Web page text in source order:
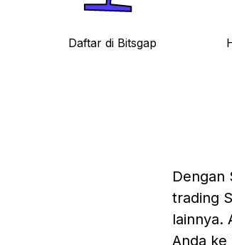
Daftar di Bitsgap
Dengan
trading
lainnya.
Anda